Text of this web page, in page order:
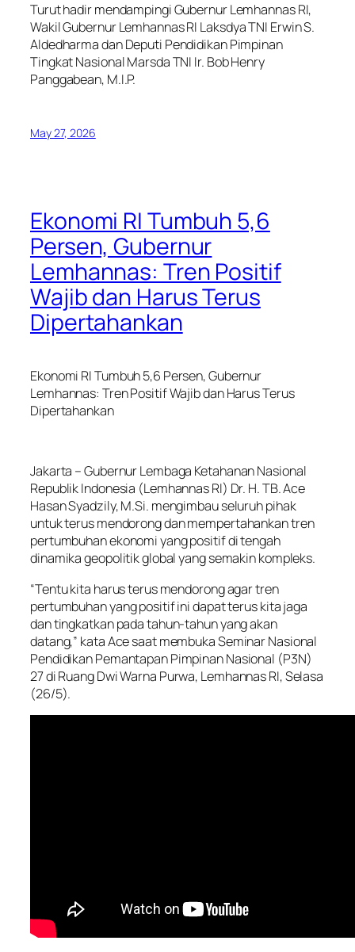
Turut hadir mendampingi Gubernur Lemhannas RI,
Wakil Gubernur Lemhannas RI Laksdya TNI Erwin S.
Aldedharma dan Deputi Pendidikan Pimpinan
Tingkat Nasional Marsda TNI Ir. Bob Henry
Panggabean, M.I.P.
May 27, 2026
Ekonomi RI Tumbuh 5,6
Persen, Gubernur
Lemhannas: Tren Positif
Wajib dan Harus Terus
Dipertahankan
Ekonomi RI Tumbuh 5,6 Persen, Gubernur
Lemhannas: Tren Positif Wajib dan Harus Terus
Dipertahankan
Jakarta – Gubernur Lembaga Ketahanan Nasional
Republik Indonesia (Lemhannas RI) Dr. H. TB. Ace
Hasan Syadzily, M.Si. mengimbau seluruh pihak
untuk terus mendorong dan mempertahankan tren
pertumbuhan ekonomi yang positif di tengah
dinamika geopolitik global yang semakin kompleks.
“Tentu kita harus terus mendorong agar tren
pertumbuhan yang positif ini dapat terus kita jaga
dan tingkatkan pada tahun-tahun yang akan
datang,” kata Ace saat membuka Seminar Nasional
Pendidikan Pemantapan Pimpinan Nasional (P3N)
27 di Ruang Dwi Warna Purwa, Lemhannas RI, Selasa
(26/5).